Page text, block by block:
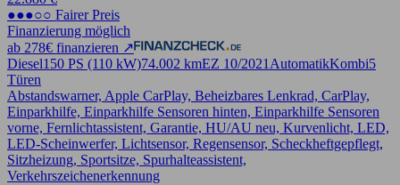
●●●○○ Fairer Preis
Finanzierung möglich
ab 278€ finanzieren ↗
Diesel150 PS (110 kW)74.002 kmEZ 10/2021 AutomatikKombi5
Türen
Abstandswarner, Apple CarPlay, Beheizbares Lenkrad, CarPlay,
Einparkhilfe, Einparkhilfe Sensoren hinten, Einparkhilfe Sensoren
vorne, Fernlichtassistent, Garantie, HU/AU neu, Kurvenlicht, LED,
LED-Scheinwerfer, Lichtsensor, Regensensor, Scheckheftgepflegt,
Sitzheizung, Sportsitze, Spurhalteassistent,
Verkehrszeichenerkennung